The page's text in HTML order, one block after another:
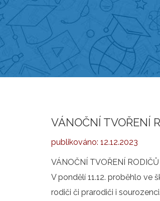
VÁNOČNÍ TVOŘENÍ
publikováno: 12.12.2023
VÁNOČNÍ TVOŘENÍ
V pondělí 11.12. proběhlo ve
rodiči či prarodiči i